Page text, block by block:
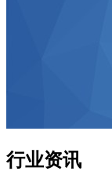
行业资讯